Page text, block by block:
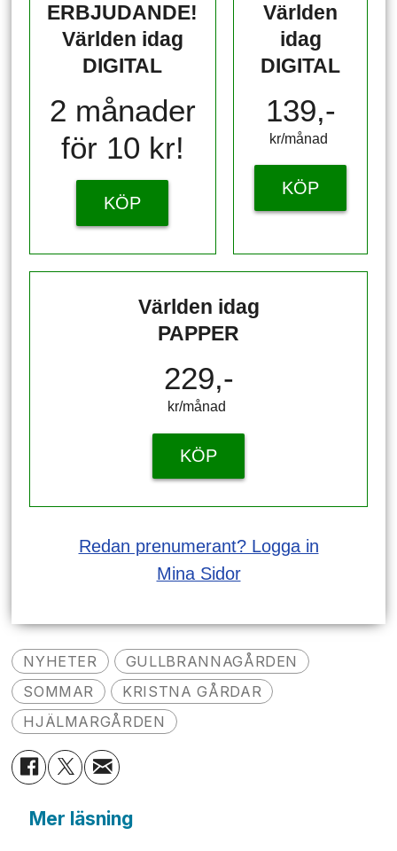
ERBJUDANDE!
Världen idag
DIGITAL
2 månader
för 10 kr!
KÖP
Världen
idag
DIGITAL
139,-
kr/månad ​​​​​​
KÖP
Världen idag
PAPPER
229,-
kr/månad ​​​​​​
KÖP
Redan prenumerant? Logga in
Mina Sidor
NYHETER
GULLBRANNAGÅRDEN
SOMMAR
KRISTNA GÅRDAR
HJÄLMARGÅRDEN
Mer läsning